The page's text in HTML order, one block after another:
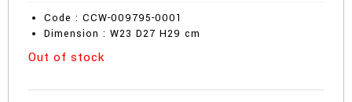
Code : CCW-009795-0001
Dimension : W23 D27 H29 cm
Out of stock